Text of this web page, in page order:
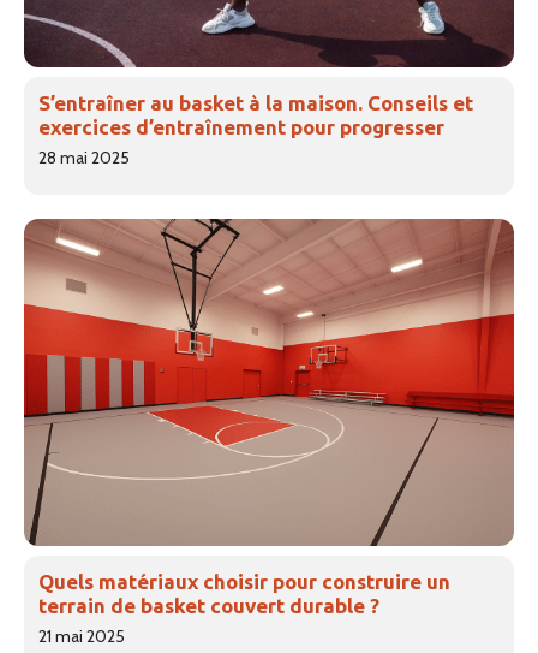
S’entraîner au basket à la maison. Conseils et
exercices d’entraînement pour progresser
28 mai 2025
Quels matériaux choisir pour construire un
terrain de basket couvert durable ?
21 mai 2025